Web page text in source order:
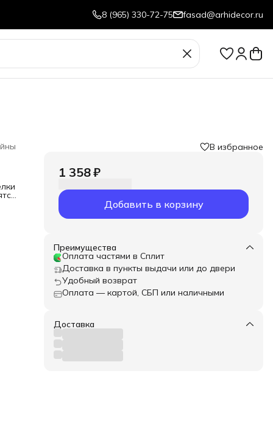
8 (965) 330-72-75 fasad@arhidecor.ru
В избранное
1 358 ₽
Добавить в корзину
Преимущества
Оплата частями в Сплит
Доставка в пункты выдачи или до двери
Удобный возврат
Оплата — картой, СБП или наличными
Доставка